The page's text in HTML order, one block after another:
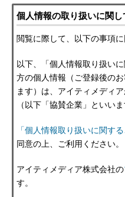
個人情報の取り扱いに関し
閲覧に際して、以下の事項
以下、「個人情報取り扱い
方の個人情報（ご登録後の
ます）は、アイティメディ
（以下「協賛企業」といい
「個人情報取り扱いに関する
同意の上、ご利用ください。
アイティメディア株式会社の
す。